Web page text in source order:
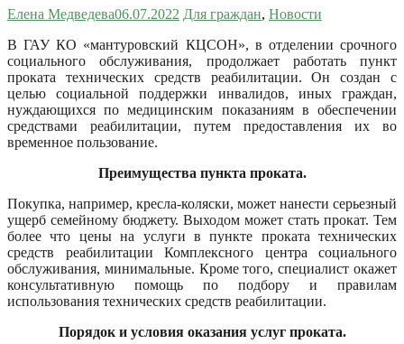
Елена Медведева06.07.2022 Для граждан, Новости
В ГАУ КО «мантуровский КЦСОН», в отделении срочного
социального обслуживания, продолжает работать пункт
проката технических средств реабилитации. Он создан с
целью социальной поддержки инвалидов, иных граждан,
нуждающихся по медицинским показаниям в обеспечении
средствами реабилитации, путем предоставления их во
временное пользование.
Преимущества пункта проката.
Покупка, например, кресла-коляски, может нанести серьезный
ущерб семейному бюджету. Выходом может стать прокат. Тем
более что цены на услуги в пункте проката технических
средств реабилитации Комплексного центра социального
обслуживания, минимальные. Кроме того, специалист окажет
консультативную помощь по подбору и правилам
использования технических средств реабилитации.
Порядок и условия оказания услуг проката.